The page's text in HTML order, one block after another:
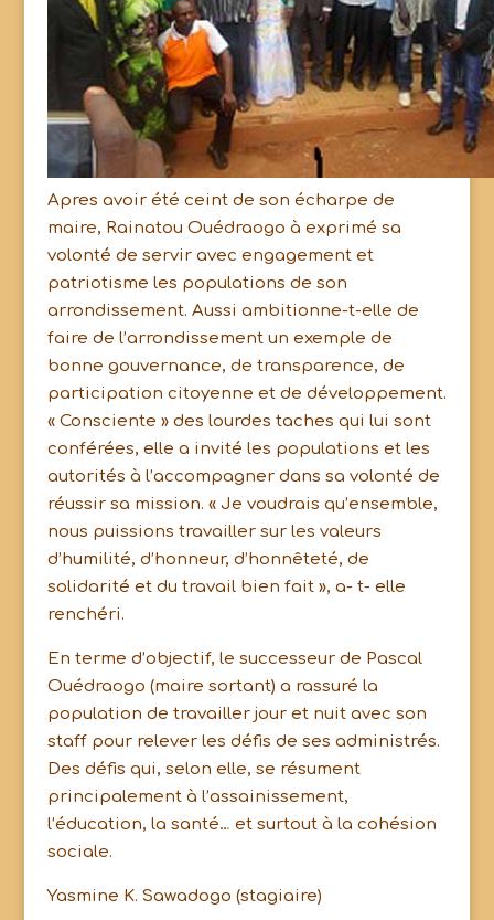
Apres avoir été ceint de son écharpe de
maire, Rainatou Ouédraogo à exprimé sa
volonté de servir avec engagement et
patriotisme les populations de son
arrondissement. Aussi ambitionne-t-elle de
faire de l’arrondissement un exemple de
bonne gouvernance, de transparence, de
participation citoyenne et de développement.
« Consciente » des lourdes taches qui lui sont
conférées, elle a invité les populations et les
autorités à l’accompagner dans sa volonté de
réussir sa mission. « Je voudrais qu’ensemble,
nous puissions travailler sur les valeurs
d’humilité, d’honneur, d’honnêteté, de
solidarité et du travail bien fait », a- t- elle
renchéri.
En terme d’objectif, le successeur de Pascal
Ouédraogo (maire sortant) a rassuré la
population de travailler jour et nuit avec son
staff pour relever les défis de ses administrés.
Des défis qui, selon elle, se résument
principalement à l’assainissement,
l’éducation, la santé… et surtout à la cohésion
sociale.
Yasmine K. Sawadogo (stagiaire)